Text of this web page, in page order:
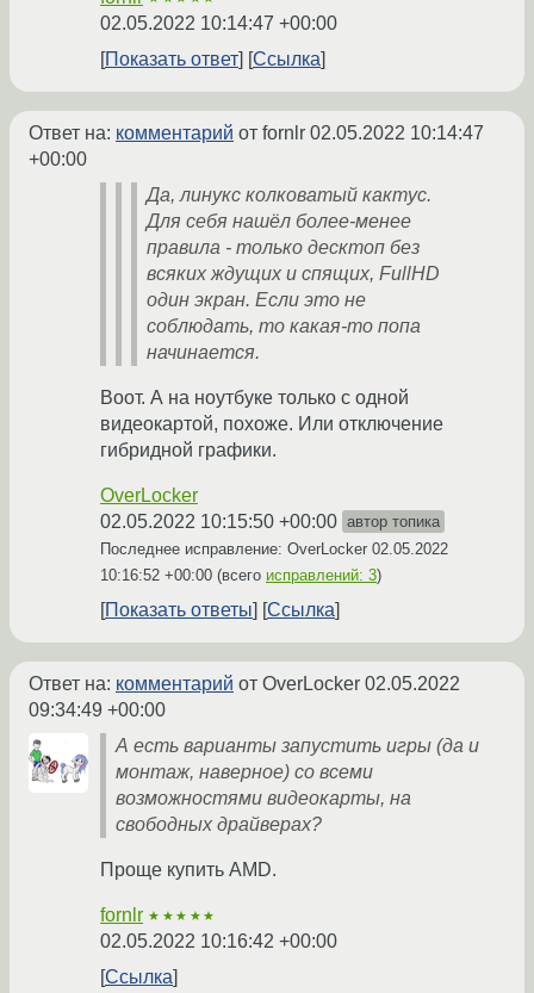
02.05.2022 10:14:47 +00:00
Показать ответ
Ссылка
Ответ на: комментарий от fornlr 02.05.2022 10:14:47
+00:00
Да, линукс колковатый кактус.
Для себя нашёл более-менее
правила - только десктоп без
всяких ждущих и спящих, FullHD
один экран. Если это не
соблюдать, то какая-то попа
начинается.
Воот. А на ноутбуке только с одной
видеокартой, похоже. Или отключение
гибридной графики.
OverLocker
02.05.2022 10:15:50 +00:00 автор топика
Последнее исправление: OverLocker 02.05.2022
10:16:52 +00:00 (всего исправлений: 3)
Показать ответы Ссылка
Ответ на: комментарий от OverLocker 02.05.2022
09:34:49 +00:00
А есть варианты запустить игры (да и
монтаж, наверное) со всеми
возможностями видеокарты, на
свободных драйверах?
Проще купить AMD.
fornlr ★★★★★
02.05.2022 10:16:42 +00:00
Ссылка